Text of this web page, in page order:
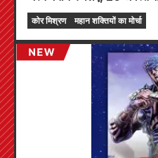
सीमित समय का मेला आयोजित
रूप से डिज़ाइन किया गया मिनी
सकते हैं!
कोर मिश्रण महान शक्तियों का मोर्चा